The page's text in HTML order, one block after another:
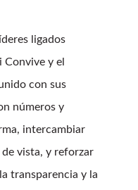
ligados
y el
con sus
números y
intercambiar
vista, y reforzar
transparencia y la